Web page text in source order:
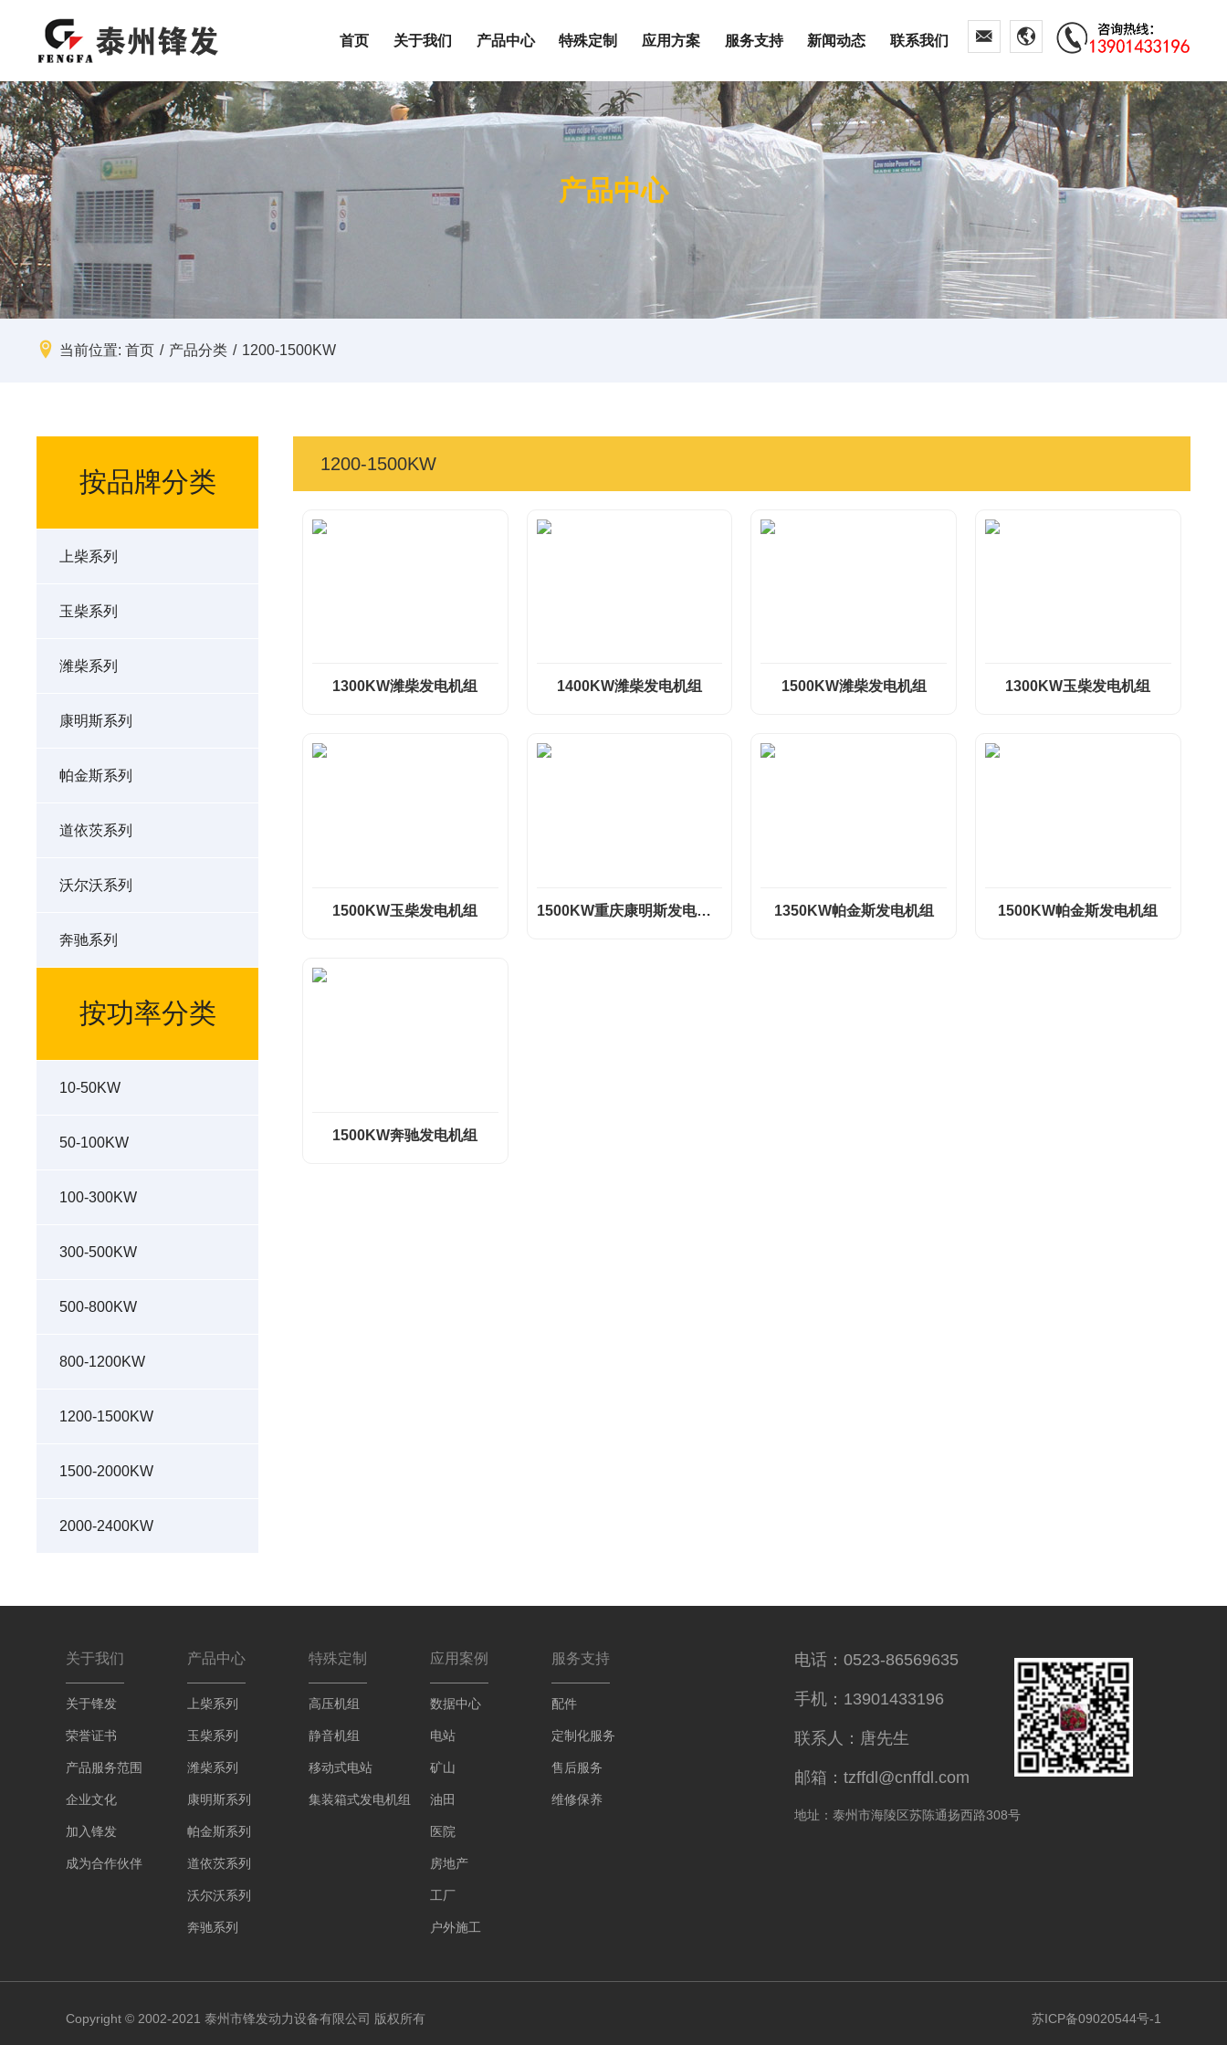
首页 关于我们
关于锋发 荣誉证书
产品服务范围
产品中心
按发动机品牌
玉柴系列
按功率范围
50-100KW
100-300KW
300-500KW
特殊定制
静音机组
移动式电站
集装箱式发电机组
特殊定制
高压机组 静音机组
移动式电站
应用方案
数据中心
矿山
服务支持
配件 定制化服务
售后服务
新闻动态 联系我们
产品中心
当前位置: 首页 / 产品分类 / 1200-1500KW
按品牌分类
上柴系列
玉柴系列
潍柴系列
康明斯系列
帕金斯系列
道依茨系列
沃尔沃系列
奔驰系列
按功率分类
10-50KW
50-100KW
100-300KW
300-500KW
500-800KW
800-1200KW
1200-1500KW
1500-2000KW
2000-2400KW
1200-1500KW
1300KW潍柴发电机组 1400KW潍柴发电机组 1500KW潍柴发电机组 1300KW玉柴发电机组
1500KW玉柴发电机组 1500KW重庆康明斯发电机组 1350KW帕金斯发电机组 1500KW帕金斯发电机组
1500KW奔驰发电机组
关于我们
关于锋发
荣誉证书
产品服务范围
企业文化
加入锋发
成为合作伙伴
产品中心
上柴系列
玉柴系列
潍柴系列
康明斯系列
帕金斯系列
道依茨系列
沃尔沃系列
奔驰系列
特殊定制
高压机组
静音机组
移动式电站
集装箱式发电机组
应用案例
数据中心
电站
矿山
油田
医院
房地产
工厂
户外施工
服务支持
配件
定制化服务
售后服务
维修保养
电话：0523-86569635
手机：13901433196
联系人：唐先生
邮箱：tzffdl@cnffdl.com
地址：泰州市海陵区苏陈通扬西路308号
Copyright © 2002-2021 泰州市锋发动力设备有限公司 版权所有 苏ICP备09020544号-1